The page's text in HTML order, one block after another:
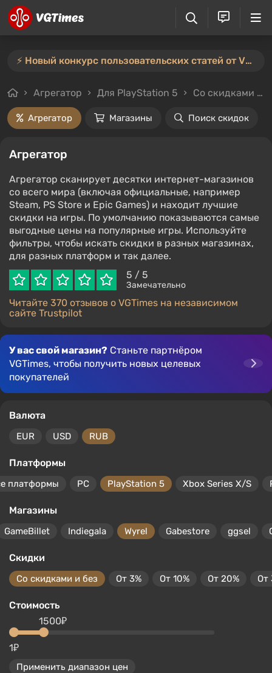
⚡️ Новый конкурс пользовательских статей от VGTimes — участвуйте тут ⚡️
Агрегатор Для PlayStation 5 Со скидками и без
Агрегатор Магазины Поиск скидок
Агрегатор
Агрегатор сканирует десятки интернет-магазинов
со всего мира (включая официальные, например
Steam, PS Store и Epic Games) и находит лучшие
скидки на игры. По умолчанию показываются самые
выгодные цены на популярные игры. Используйте
фильтры, чтобы искать скидки в разных магазинах,
для разных платформ и так далее.
5 / 5
Замечательно
Читайте 370 отзывов о VGTimes на независимом
сайте Trustpilot
У вас свой магазин? Станьте партнёром
VGTimes, чтобы получить новых целевых
покупателей
Валюта
EUR USD RUB
Платформы
платформы PC PlayStation 5 Xbox Series X/S
Магазины
GameBillet Indiegala Wyrel Gabestore ggsel
Скидки
Со скидками и без От 3% От 10% От 20% От
Стоимость
1₽
1500₽
Применить диапазон цен